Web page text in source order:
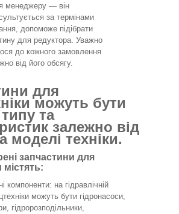
менеджеру — він
за термінами
допоможе підібрати
для редуктора. Уважно
до кожного замовлення
від його обсягу.
для
можуть бути
та
залежно від
моделі техніки.
запчастини для
містять:
компоненти: на гідравлічній
можуть бути гідронасоси,
гідророзподільники,